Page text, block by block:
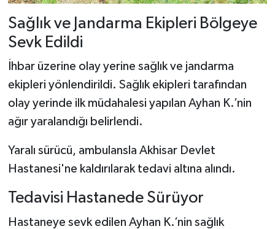
Sağlık ve Jandarma Ekipleri Bölgeye
Sevk Edildi
İhbar üzerine olay yerine sağlık ve jandarma
ekipleri yönlendirildi. Sağlık ekipleri tarafından
olay yerinde ilk müdahalesi yapılan Ayhan K.’nin
ağır yaralandığı belirlendi.
Yaralı sürücü, ambulansla Akhisar Devlet
Hastanesi'ne kaldırılarak tedavi altına alındı.
Tedavisi Hastanede Sürüyor
Hastaneye sevk edilen Ayhan K.’nin sağlık